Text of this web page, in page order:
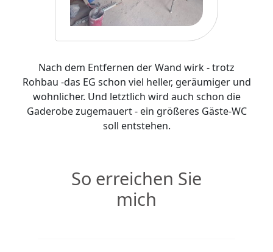
Nach dem Entfernen der Wand wirk - trotz
Rohbau -das EG schon viel heller, geräumiger und
wohnlicher. Und letztlich wird auch schon die
Gaderobe zugemauert - ein größeres Gäste-WC
soll entstehen.
So erreichen Sie
mich